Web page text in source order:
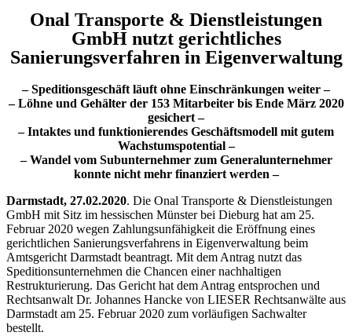
Onal Transporte & Dienstleistungen
GmbH nutzt gerichtliches
Sanierungsverfahren in Eigenverwaltung
– Speditionsgeschäft läuft ohne Einschränkungen weiter –
– Löhne und Gehälter der 153 Mitarbeiter bis Ende März 2020
gesichert –
– Intaktes und funktionierendes Geschäftsmodell mit gutem
Wachstumspotential –
– Wandel vom Subunternehmer zum Generalunternehmer
konnte nicht mehr finanziert werden –
Darmstadt, 27.02.2020. Die Onal Transporte & Dienstleistungen
GmbH mit Sitz im hessischen Münster bei Dieburg hat am 25.
Februar 2020 wegen Zahlungsunfähigkeit die Eröffnung eines
gerichtlichen Sanierungsverfahrens in Eigenverwaltung beim
Amtsgericht Darmstadt beantragt. Mit dem Antrag nutzt das
Speditionsunternehmen die Chancen einer nachhaltigen
Restrukturierung. Das Gericht hat dem Antrag entsprochen und
Rechtsanwalt Dr. Johannes Hancke von LIESER Rechtsanwälte aus
Darmstadt am 25. Februar 2020 zum vorläufigen Sachwalter
bestellt.